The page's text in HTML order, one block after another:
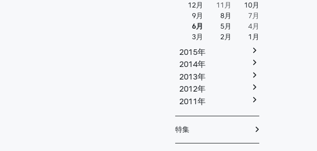
12月 11月
10月
9月
8月
7月
6月
5月
4月
3月
2月 1月
2015年
2014年
2013年
2012年
2011年
特集